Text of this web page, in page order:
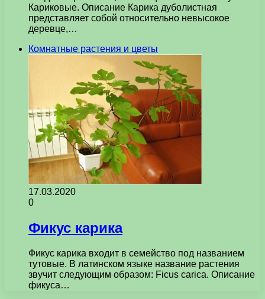
Кариковые. Описание Карика дуболистная
представляет собой относительно невысокое
деревце,…
Комнатные растения и цветы
17.03.2020
0
Фикус карика
Фикус карика входит в семейство под названием
тутовые. В латинском языке название растения
звучит следующим образом: Ficus carica. Описание
фикуса…